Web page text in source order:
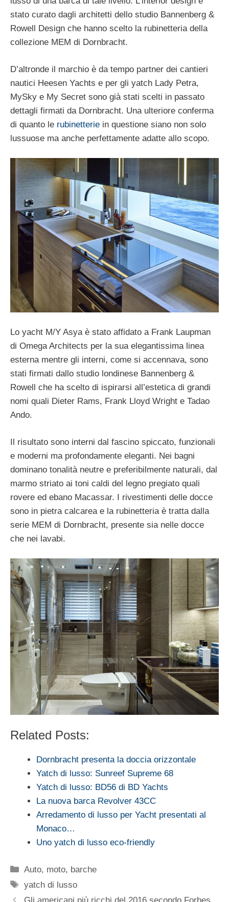
stato curato dagli architetti dello studio Bannenberg &
Rowell Design che hanno scelto la rubinetteria della
collezione MEM di Dornbracht.
D’altronde il marchio è da tempo partner dei cantieri
nautici Heesen Yachts e per gli yatch Lady Petra,
MySky e My Secret sono già stati scelti in passato
dettagli firmati da Dornbracht. Una ulteriore conferma
di quanto le rubinetterie in questione siano non solo
lussuose ma anche perfettamente adatte allo scopo.
Lo yacht M/Y Asya è stato affidato a Frank Laupman
di Omega Architects per la sua elegantissima linea
esterna mentre gli interni, come si accennava, sono
stati firmati dallo studio londinese Bannenberg &
Rowell che ha scelto di ispirarsi all’estetica di grandi
nomi quali Dieter Rams, Frank Lloyd Wright e Tadao
Ando.
Il risultato sono interni dal fascino spiccato, funzionali
e moderni ma profondamente eleganti. Nei bagni
dominano tonalità neutre e preferibilmente naturali, dal
marmo striato ai toni caldi del legno pregiato quali
rovere ed ebano Macassar. I rivestimenti delle docce
sono in pietra calcarea e la rubinetteria è tratta dalla
serie MEM di Dornbracht, presente sia nelle docce
che nei lavabi.
Related Posts:
Dornbracht presenta la doccia orizzontale
Yatch di lusso: Sunreef Supreme 68
Yatch di lusso: BD56 di BD Yachts
La nuova barca Revolver 43CC
Arredamento di lusso per Yacht presentati al
Monaco…
Uno yatch di lusso eco-friendly
Categorie
Auto, moto, barche
Tag
yatch di lusso